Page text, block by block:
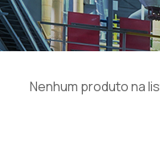
Nenhum produto na